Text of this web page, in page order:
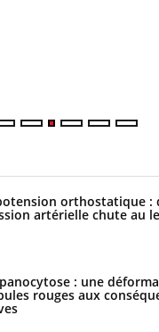
orthostatique :
artérielle chute au
: une
rouges aux